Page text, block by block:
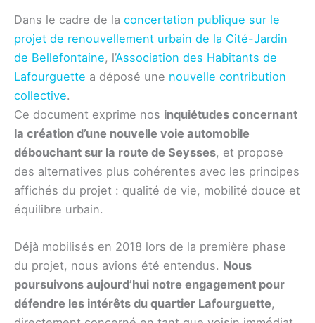
Dans le cadre de la concertation publique sur le
projet de renouvellement urbain de la Cité-Jardin
de Bellefontaine, l’Association des Habitants de
Lafourguette a déposé une nouvelle contribution
collective.
Ce document exprime nos inquiétudes concernant
la création d’une nouvelle voie automobile
débouchant sur la route de Seysses, et propose
des alternatives plus cohérentes avec les principes
affichés du projet : qualité de vie, mobilité douce et
équilibre urbain.
Déjà mobilisés en 2018 lors de la première phase
du projet, nous avions été entendus. Nous
poursuivons aujourd’hui notre engagement pour
défendre les intérêts du quartier Lafourguette,